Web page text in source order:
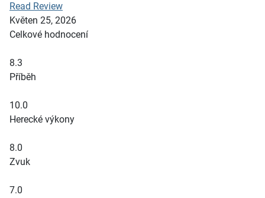
Read Review
Květen 25, 2026
Celkové hodnocení
8.3
Příběh
10.0
Herecké výkony
8.0
Zvuk
7.0